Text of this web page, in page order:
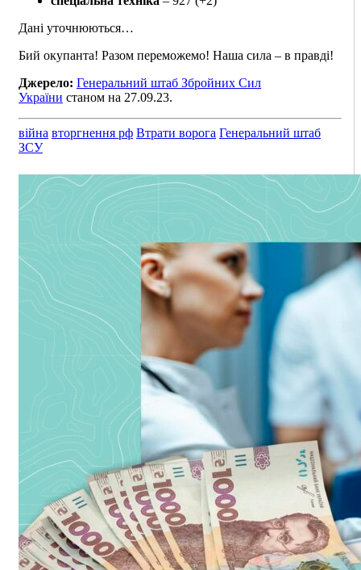
Дані уточнюються…
Бий окупанта! Разом переможемо! Наша сила – в правді!
Джерело: Генеральний штаб Збройних Сил
України станом на 27.09.23.
війна вторгнення рф Втрати ворога Генеральний штаб
ЗСУ